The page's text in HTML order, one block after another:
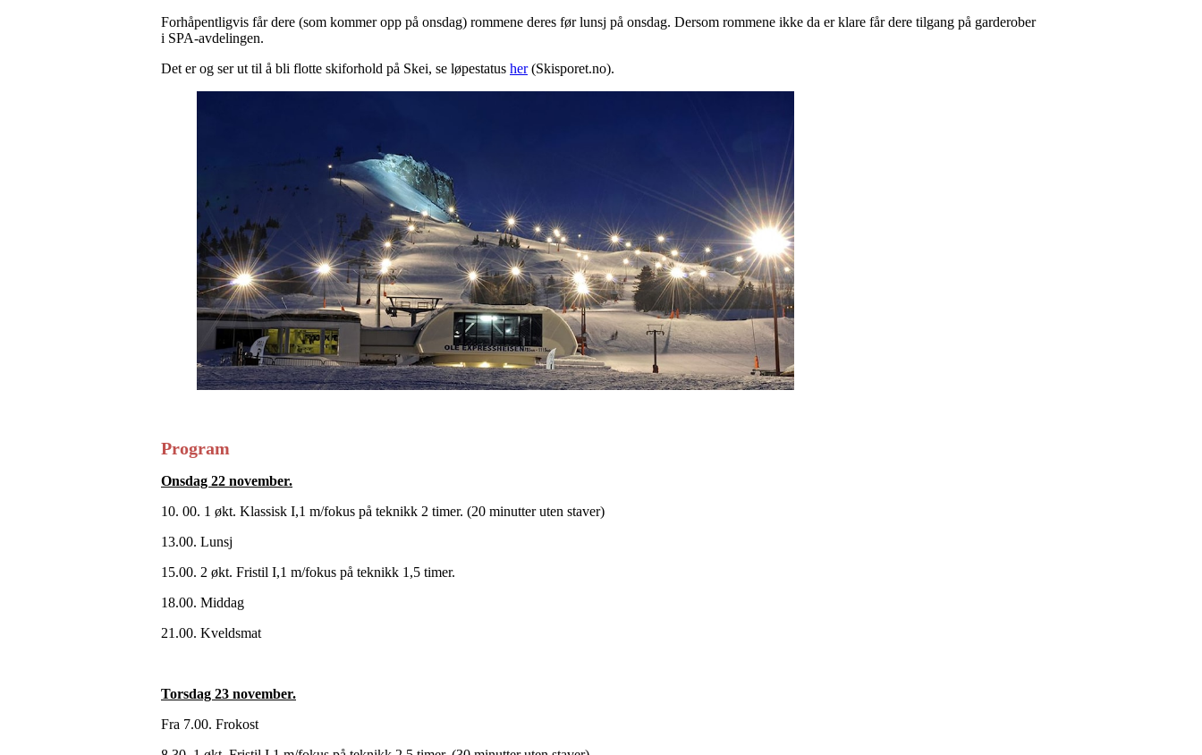
Forhåpentligvis får dere (som kommer opp på onsdag) rommene deres før lunsj på onsdag. Dersom rommene ikke da er klare får dere tilgang på garderober
i SPA-avdelingen.
Det er og ser ut til å bli flotte skiforhold på Skei, se løpestatus her(Skisporet.no).
Program
Onsdag 22 november.
10. 00. 1 økt. Klassisk I,1 m/fokus på teknikk 2 timer. (20 minutter uten staver)
13.00. Lunsj
15.00. 2 økt. Fristil I,1 m/fokus på teknikk 1,5 timer.
18.00. Middag
21.00. Kveldsmat
Torsdag 23 november.
Fra 7.00. Frokost